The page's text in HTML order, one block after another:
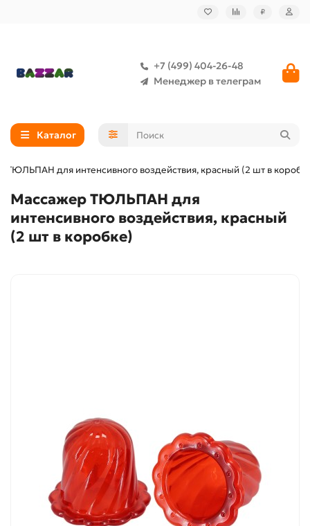
₽
+7 (499) 404-26-48
Менеджер в телеграм
Каталог
ТЮЛЬПАН для интенсивного воздействия, красный (2 шт в
Массажер ТЮЛЬПАН для
интенсивного воздействия, красный
(2 шт в коробке)